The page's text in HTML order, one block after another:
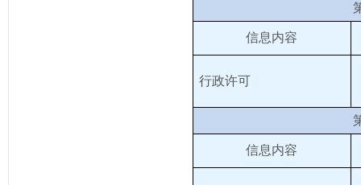
信息内容
行政许可
信息内容